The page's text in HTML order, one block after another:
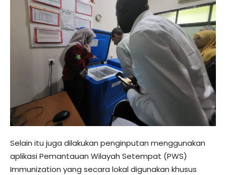
Selain itu juga dilakukan penginputan menggunakan
aplikasi Pemantauan Wilayah Setempat (PWS)
Immunization yang secara lokal digunakan khusus